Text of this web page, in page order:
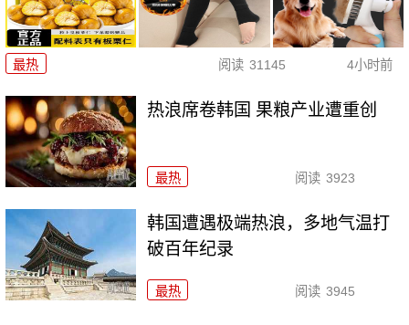
最热 阅读 31145 4小时前
热浪席卷韩国 果粮产业遭重创
最热 阅读 3923
韩国遭遇极端热浪，多地气温打
破百年纪录
最热 阅读 3945